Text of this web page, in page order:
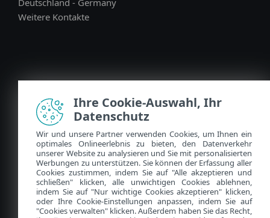
Weitere Kontakte
Kontakt
Policy hub
Datenschutzerklärung
Ihre Cookie-Auswahl, Ihr
Datenschutz
Wir und unsere Partner verwenden Cookies, um Ihnen ein
optimales Onlineerlebnis zu bieten, den Datenverkehr
unserer Website zu analysieren und Sie mit personalisierten
Werbungen zu unterstützen. Sie können der Erfassung aller
Cookies zustimmen, indem Sie auf "Alle akzeptieren und
schließen" klicken, alle unwichtigen Cookies ablehnen,
indem Sie auf "Nur wichtige Cookies akzeptieren" klicken,
oder Ihre Cookie-Einstellungen anpassen, indem Sie auf
"Cookies verwalten" klicken. Außerdem haben Sie das Recht,